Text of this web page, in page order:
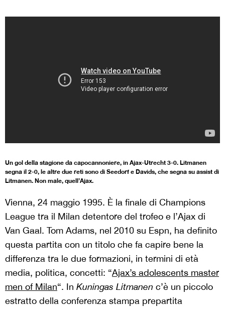
Un gol della stagione da capocannoniere, in Ajax-Utrecht 3-0. Litmanen
segna il 2-0, le altre due reti sono di Seedorf e Davids, che segna su assist di
Litmanen. Non male, quell’Ajax.
Vienna, 24 maggio 1995. È la finale di Champions
League tra il Milan detentore del trofeo e l’Ajax di
Van Gaal. Tom Adams, nel 2010 su Espn, ha definito
questa partita con un titolo che fa capire bene la
differenza tra le due formazioni, in termini di età
media, politica, concetti: “Ajax’s adolescents master
men of Milan“. In Kuningas Litmanen c’è un piccolo
estratto della conferenza stampa prepartita